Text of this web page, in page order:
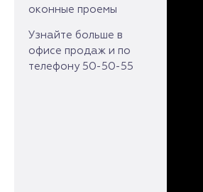
оконные проемы
Узнайте больше в
офисе продаж и по
телефону 50-50-55